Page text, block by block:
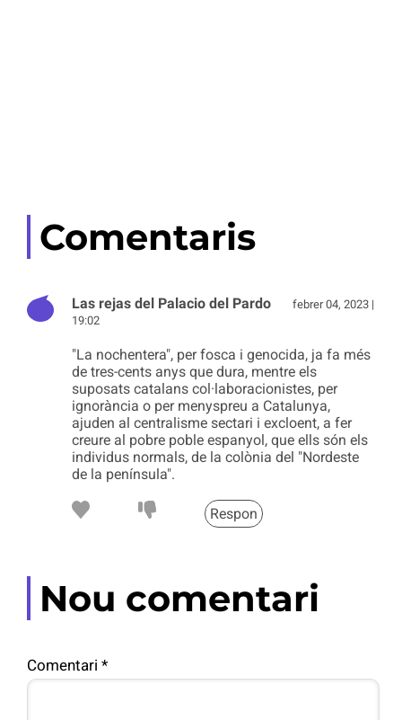
Comentaris
Las rejas del Palacio del Pardo
febrer 04, 2023 |
19:02
"La nochentera", per fosca i genocida, ja fa més
de tres-cents anys que dura, mentre els
suposats catalans col·laboracionistes, per
ignorància o per menyspreu a Catalunya,
ajuden al centralisme sectari i excloent, a fer
creure al pobre poble espanyol, que ells són els
individus normals, de la colònia del "Nordeste
de la península".
Respon
Nou comentari
Comentari *